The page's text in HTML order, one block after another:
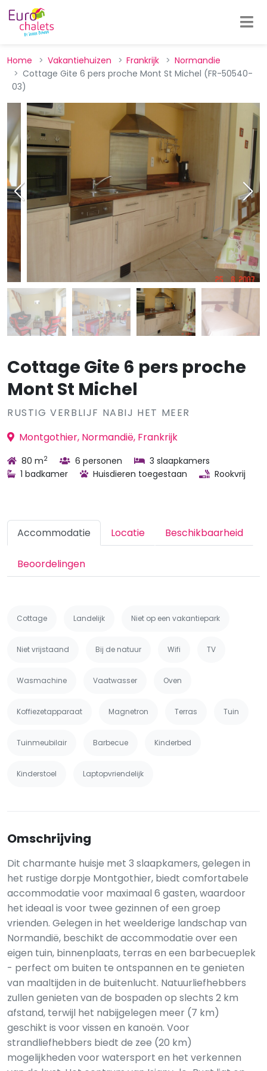
Home Vakantiehuizen Frankrijk
Normandie
Cottage Gite 6 pers proche Mont St Michel (FR-50540-
03)
Cottage Gite 6 pers proche
Mont St Michel
RUSTIG VERBLIJF NABIJ HET MEER
Montgothier, Normandië, Frankrijk
80 m2 6 personen
3 slaapkamers
1 badkamer
Huisdieren toegestaan Rookvrij
Accommodatie Locatie Beschikbaarheid
Beoordelingen
Cottage Landelijk Niet op een vakantiepark
Niet vrijstaand Bij de natuur Wifi TV
Wasmachine Vaatwasser Oven
Koffiezetapparaat Magnetron Terras Tuin
Tuinmeubilair Barbecue Kinderbed
Kinderstoel Laptopvriendelijk
Omschrijving
Dit charmante huisje met 3 slaapkamers, gelegen in
het rustige dorpje Montgothier, biedt comfortabele
accommodatie voor maximaal 6 gasten, waardoor
het ideaal is voor twee gezinnen of een groep
vrienden. Gelegen in het weelderige landschap van
Normandië, beschikt de accommodatie over een
eigen tuin, binnenplaats, terras en een barbecueplek
- perfect om buiten te ontspannen en te genieten
van maaltijden in de buitenlucht. Natuurliefhebbers
zullen genieten van de bospaden op slechts 2 km
afstand, terwijl het nabijgelegen meer (7 km)
geschikt is voor vissen en kanoën. Voor
strandliefhebbers biedt de zee (20 km)
mogelijkheden voor watersport en het verkennen